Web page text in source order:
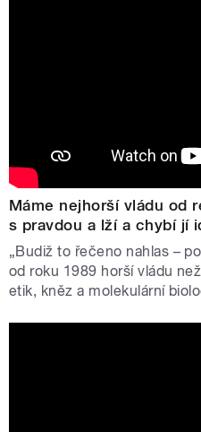
Máme nejhorší vládu od
s pravdou a lží a chybí jí
„Budiž to řečeno nahlas –
od roku 1989 horší vládu
etik, kněz a molekulární